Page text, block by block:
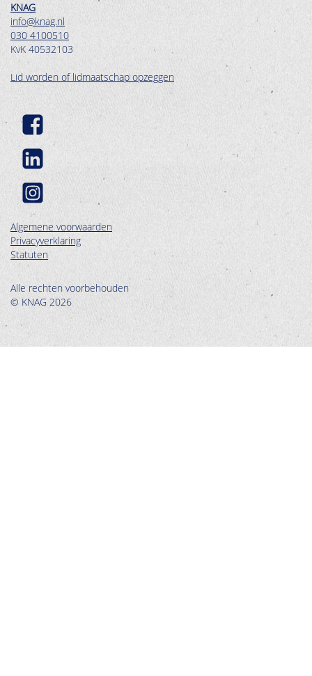
KNAG
info@knag.nl
030 4100510
KvK 40532103
Lid worden of lidmaatschap opzeggen
Algemene voorwaarden
Privacyverklaring
Statuten
Alle rechten voorbehouden
© KNAG 2026